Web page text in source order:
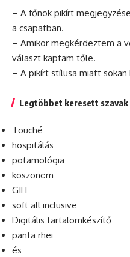
– A főnök pikírt
a csapatban.
– Amikor megkérdeztem a
választ kaptam tőle.
– A pikírt stílusa miatt sokan
Legtöbbet keresett
Touché
hospitálás
potamológia
köszönöm
GILF
soft all inclusive
Digitális tartalomkészítő
panta rhei
és